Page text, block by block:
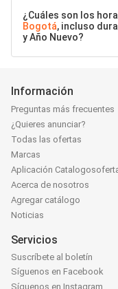
¿Cuáles son los
Bogotá, incluso
y Año Nuevo?
Información
Preguntas más frecuentes
¿Quieres anunciar?
Todas las ofertas
Marcas
Aplicación
Acerca de nosotros
Agregar catálogo
Noticias
Servicios
Suscríbete al boletín
Síguenos en Facebook
Síguenos en Instagram